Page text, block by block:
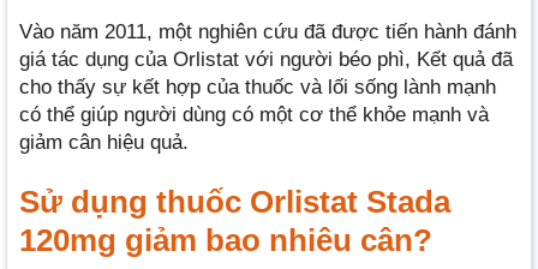
Vào năm 2011, một nghiên cứu đã được tiến hành đánh
giá tác dụng của Orlistat với người béo phì, Kết quả đã
cho thấy sự kết hợp của thuốc và lối sống lành mạnh
có thể giúp người dùng có một cơ thể khỏe mạnh và
giảm cân hiệu quả.
Sử dụng thuốc Orlistat Stada
120mg giảm bao nhiêu cân?